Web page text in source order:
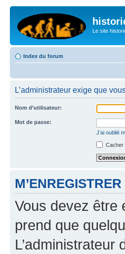
Le site
Index du forum
L’administrateur exige que
Nom d’utilisateur:
Mot de passe:
J’ai oublié
Cacher
M’ENREGISTRER
Vous devez être
prend que